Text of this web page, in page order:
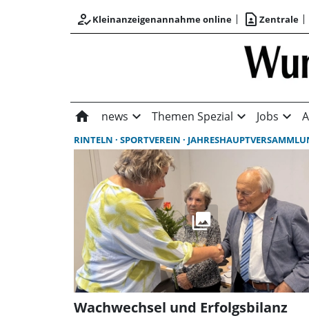
how_to_regKleinanzeigenannahme online contact_page Zentrale
home news expand_more Themen Spezial expand_more Jobs expand_more
RINTELN SPORTVEREIN
Wachwechsel und Erfolgsbilanz